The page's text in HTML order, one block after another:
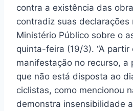
contra a existência das
contradiz suas declarações
Ministério Público sobre o
quinta-feira (19/3). “A partir
manifestação no recurso, a
que não está disposta ao
ciclistas, como mencionou
demonstra insensibilidade